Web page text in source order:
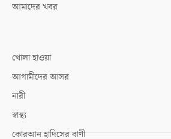
আমাদের খবর
খোলা হাওয়া
আগামীদের আসর
নারী
স্বাস্থ্য
কোরআন হাদিসের বাণী